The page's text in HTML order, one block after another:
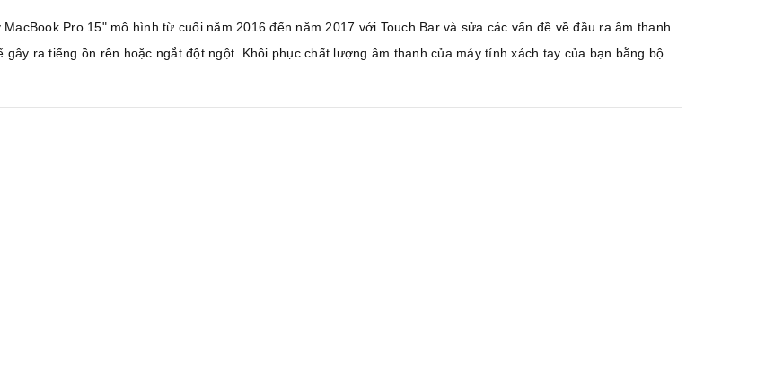
Pro 15" mô hình từ cuối năm 2016 đến năm 2017 với Touch Bar và sửa các vấn đề về đầu ra âm thanh.
ra tiếng ồn rên hoặc ngắt đột ngột. Khôi phục chất lượng âm thanh của máy tính xách tay của bạn bằng bộ